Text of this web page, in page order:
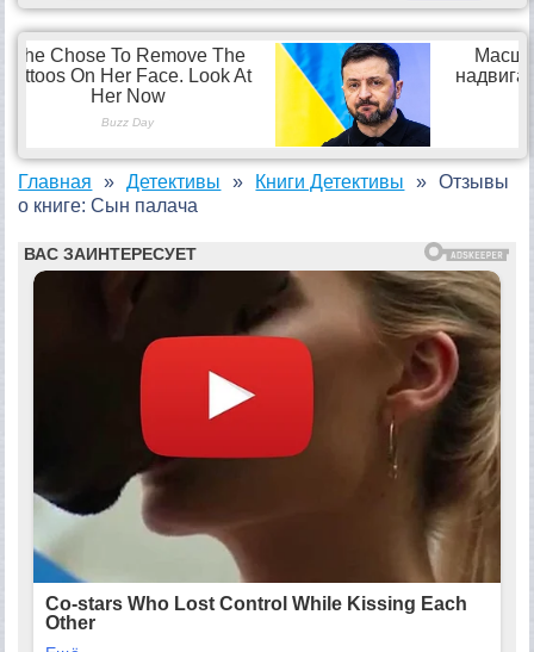
Главная Детективы Книги Детективы
Отзывы
о книге: Сын палача